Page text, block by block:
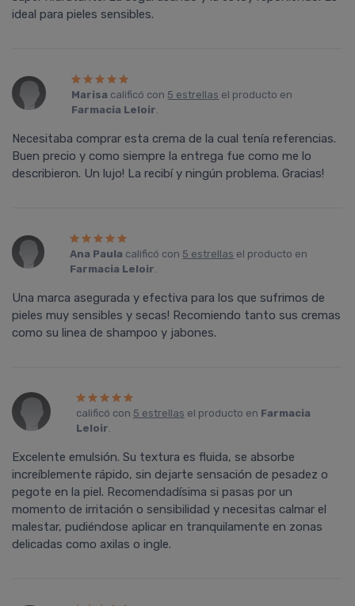
ideal para pieles sensibles.
Marisa calificó con 5 estrellas el producto en
Farmacia Leloir.
Necesitaba comprar esta crema de la cual tenía referencias.
Buen precio y como siempre la entrega fue como me lo
describieron. Un lujo! La recibí y ningún problema. Gracias!
Ana Paula calificó con 5 estrellas el producto en
Farmacia Leloir.
Una marca asegurada y efectiva para los que sufrimos de
pieles muy sensibles y secas! Recomiendo tanto sus cremas
como su linea de shampoo y jabones.
calificó con 5 estrellas el producto en Farmacia
Leloir.
Excelente emulsión. Su textura es fluida, se absorbe
increíblemente rápido, sin dejarte sensación de pesadez o
pegote en la piel. Recomendadísima si pasas por un
momento de irritación o sensibilidad y necesitas calmar el
malestar, pudiéndose aplicar en tranquilamente en zonas
delicadas como axilas o ingle.